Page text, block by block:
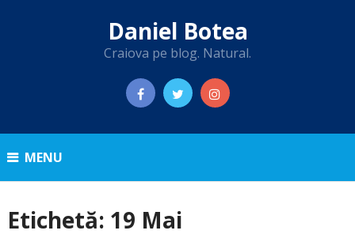
Daniel Botea
Craiova pe blog. Natural.
MENU
Etichetă: 19 Mai